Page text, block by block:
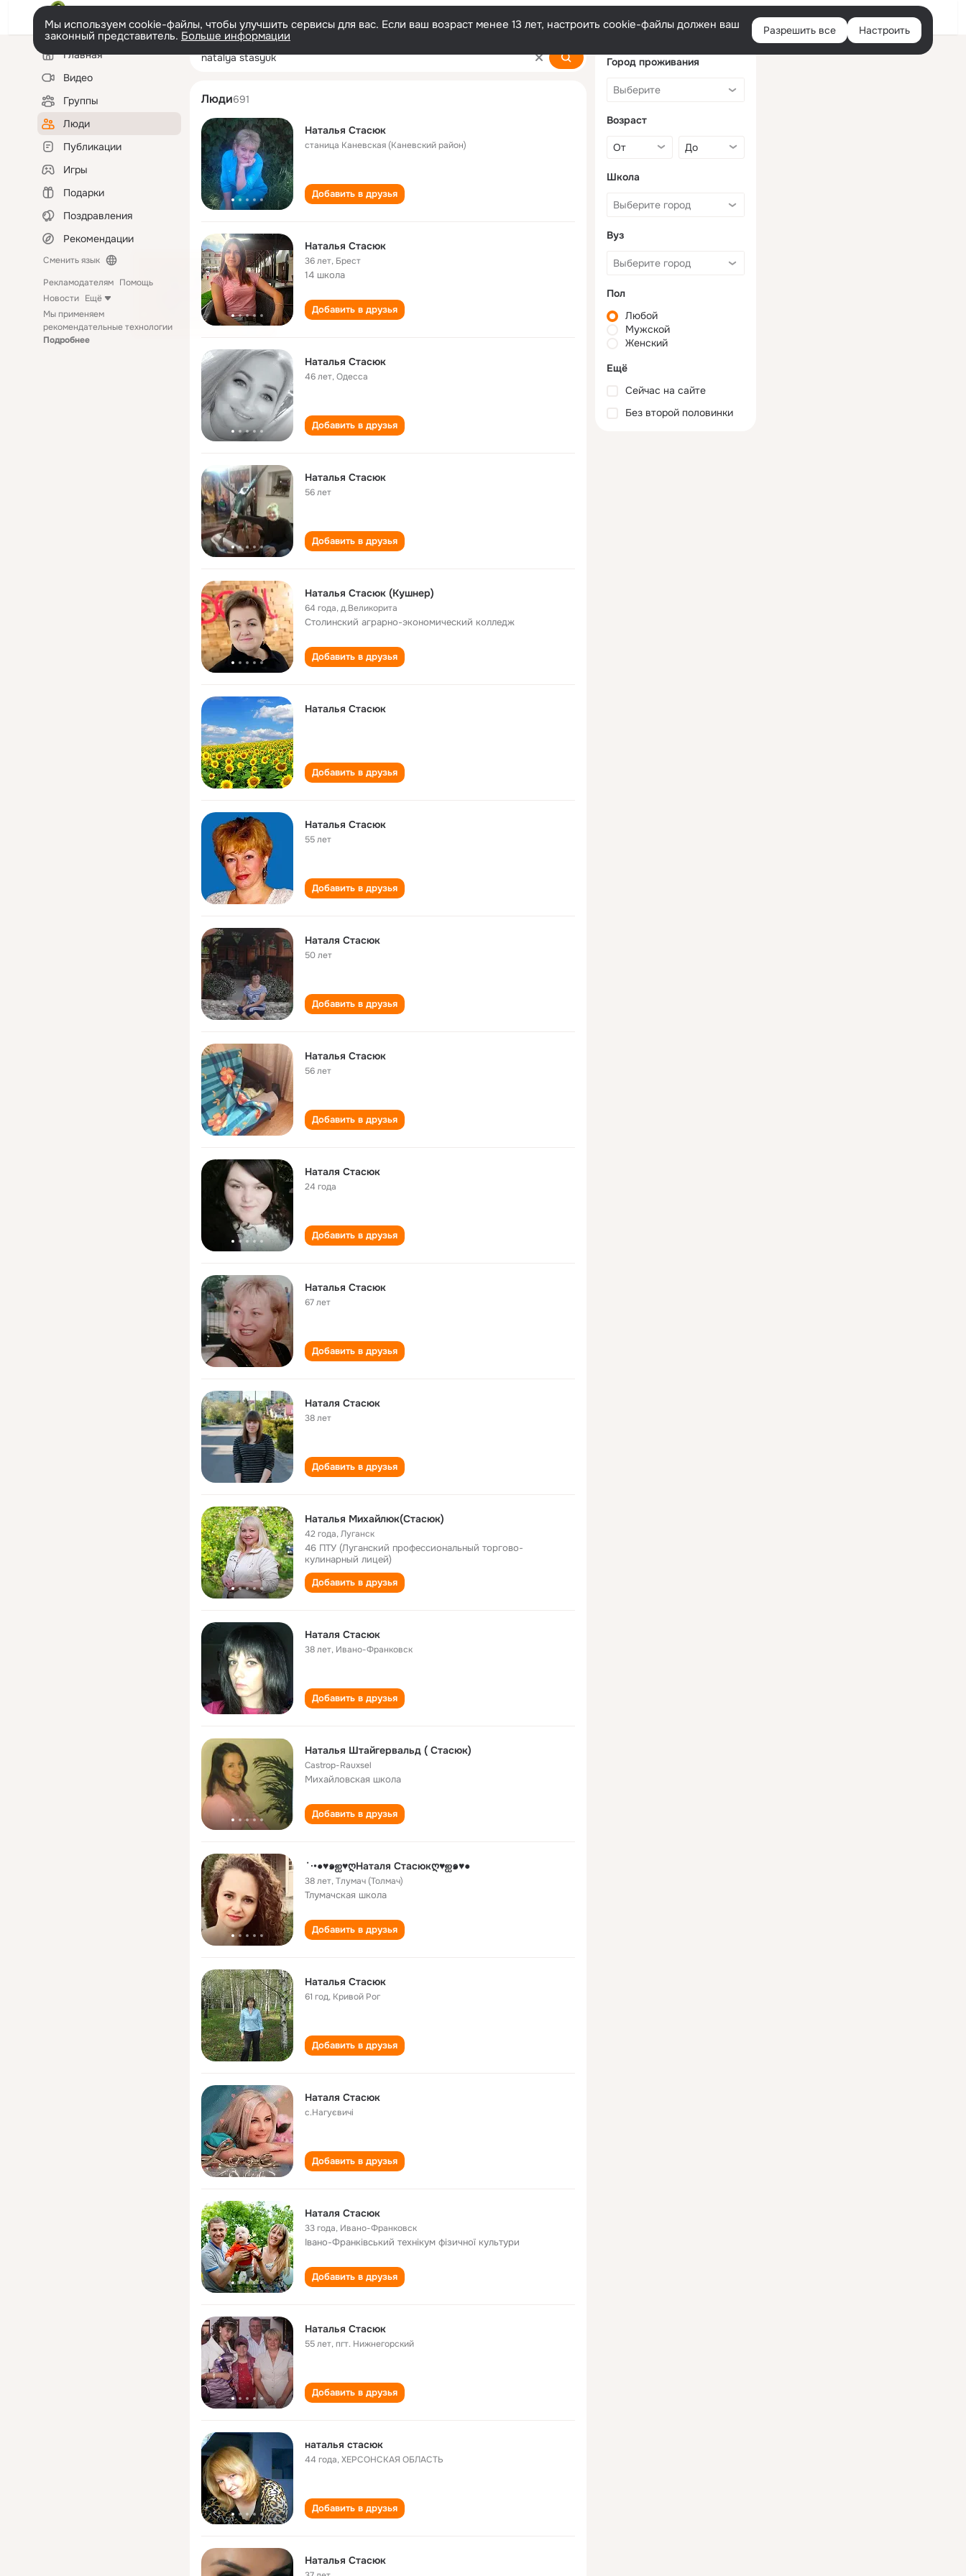
Войти
Мы используем cookie-файлы, чтобы улучшить сервисы для вас. Если ваш возраст менее 13 лет, настроить cookie-файлы должен ваш
законный представитель. Больше информации Разрешить все Настроить
Левая
колонкаГлавная
Видео
Группы
Люди
Публикации
Игры
Подарки
Поздравления
Рекомендации
Сменить язык
Рекламодателям Помощь
Новости Ещё
Мы применяем
рекомендательные технологии
Подробнее
natalya stasyuk
Люди691
Наталья Стасюк
станица Каневская (Каневский район)
Добавить в друзья
Наталья Стасюк
36 лет, Брест
14 школа
Добавить в друзья
Наталья Стасюк
46 лет,Одесса
Добавить в друзья
Наталья Стасюк
56 лет
Добавить в друзья
Наталья Стасюк (Кушнер)
64 года,д.Великорита
Столинский аграрно-экономический колледж
Добавить в друзья
Наталья Стасюк
Добавить в друзья
Наталья Стасюк
55 лет
Добавить в друзья
Наталя Стасюк
50 лет
Добавить в друзья
Наталья Стасюк
56 лет
Добавить в друзья
Наталя Стасюк
24 года
Добавить в друзья
Наталья Стасюк
67 лет
Добавить в друзья
Наталя Стасюк
38 лет
Добавить в друзья
Наталья Михайлюк(Стасюк)
42 года,Луганск
46 ПТУ (Луганский профессиональный торгово-
кулинарный лицей)
Добавить в друзья
Наталя Стасюк
38 лет, Ивано-Франковск
Добавить в друзья
Наталья Штайгервальд ( Стасюк)
Castrop-Rauxsel
Михайловская школа
Добавить в друзья
˙·•●♥๑ஐ♥ღНаталя Стасюкღ♥ஐ๑♥●
38 лет,Тлумач (Толмач)
Тлумачская школа
Добавить в друзья
Наталья Стасюк
61 год, Кривой Рог
Добавить в друзья
Наталя Стасюк
с.Нагуєвичі
Добавить в друзья
Наталя Стасюк
33 года, Ивано-Франковск
Івано-Франківський технікум фізичної культури
Добавить в друзья
Наталья Стасюк
55 лет,пгт. Нижнегорский
Добавить в друзья
наталья стасюк
44 года,ХЕРСОНСКАЯ ОБЛАСТЬ
Добавить в друзья
Наталья Стасюк
Город проживания
Возраст
Школа
Вуз
Пол
Любой
Мужской
Женский
Ещё
Сейчас на сайте
Без второй половинки